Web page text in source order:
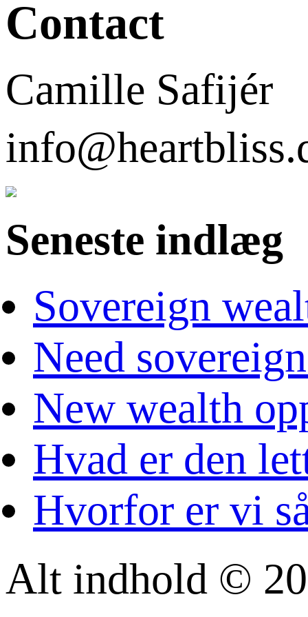
Contact
Camille Safijér
Seneste indlæg
Sovereign
Need
New wealth
Hvad er den
Hvorfor er vi
Alt indhold ©